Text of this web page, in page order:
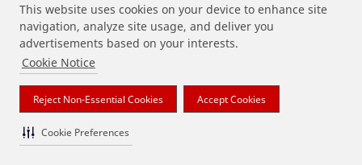
This website uses cookies on your device to enhance site
navigation, analyze site usage, and deliver you
advertisements based on your interests.
Cookie Notice
Reject Non-Essential Cookies Accept Cookies
Cookie Preferences